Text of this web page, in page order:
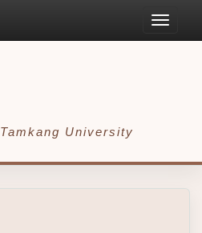
Toggle
Tamkang University